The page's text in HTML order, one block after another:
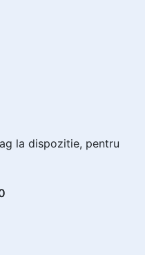
la dispozitie, pentru